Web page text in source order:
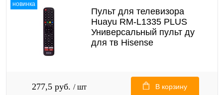
новинка
Пульт для телевизора
Huayu RM-L1335 PLUS
Универсальный пульт ду
для тв Hisense
277,5 руб. / шт В корзину